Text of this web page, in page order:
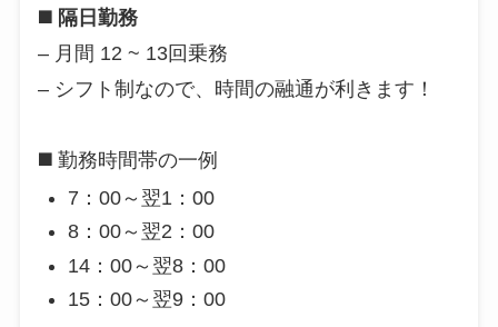
◼️ 隔日勤務
– 月間 12 ~ 13回乗務
– シフト制なので、時間の融通が利きます！
◼️ 勤務時間帯の一例
7：00～翌1：00
8：00～翌2：00
14：00～翌8：00
15：00～翌9：00